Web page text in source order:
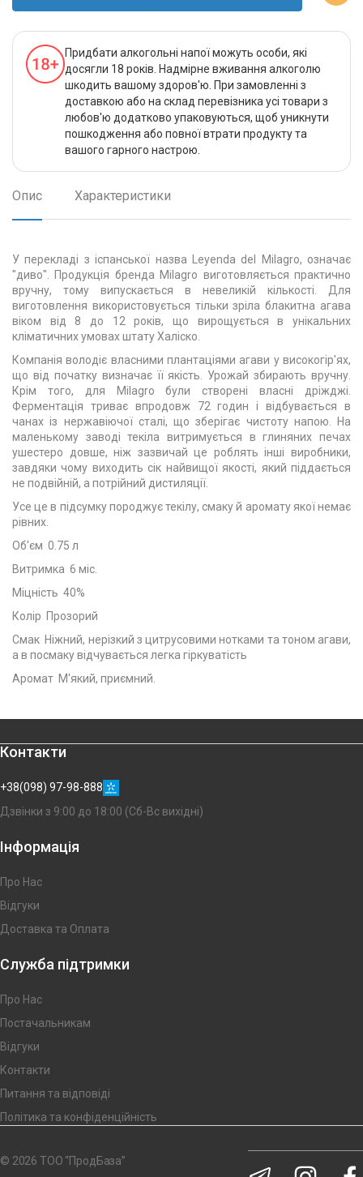
Придбати алкогольні напої можуть особи, які
досягли 18 років. Надмірне вживання алкоголю
шкодить вашому здоров'ю. При замовленні з
доставкою або на склад перевізника усі товари з
любов'ю додатково упаковуються, щоб уникнути
пошкодження або повної втрати продукту та
вашого гарного настрою.
Опис Характеристики
У перекладі з іспанської назва Leyenda del Milagro, означає
"диво". Продукція бренда Milagro виготовляється практично
вручну, тому випускається в невеликій кількості. Для
виготовлення використовується тільки зріла блакитна агава
віком від 8 до 12 років, що вирощується в унікальних
кліматичних умовах штату Халіско.
Компанія володіє власними плантаціями агави у високогір'ях,
що від початку визначає її якість. Урожай збирають вручну.
Крім того, для Milagro були створені власні дріжджі.
Ферментація триває впродовж 72 годин і відбувається в
чанах із нержавіючої сталі, що зберігає чистоту напою. На
маленькому заводі текіла витримується в глиняних печах
ушестеро довше, ніж зазвичай це роблять інші виробники,
завдяки чому виходить сік найвищої якості, який піддається
не подвійній, а потрійний дистиляції.
Усе це в підсумку породжує текілу, смаку й аромату якої немає
рівних.
Об'єм 0.75 л
Витримка 6 міс.
Міцність 40%
Колір Прозорий
Смак Ніжний, нерізкий з цитрусовими нотками та тоном агави,
а в посмаку відчувається легка гіркуватість
Аромат М'який, приємний.
Контакти
+38(098) 97-98-888
Дзвінки з 9:00 до 18:00 (Сб-Вс вихідні)
Інформація
Про Нас
Відгуки
Доставка та Оплата
Служба підтримки
Про Нас
Постачальникам
Відгуки
Контакти
Питання та відповіді
Політика та конфіденційність
© 2026 ТОО “ПродБаза”